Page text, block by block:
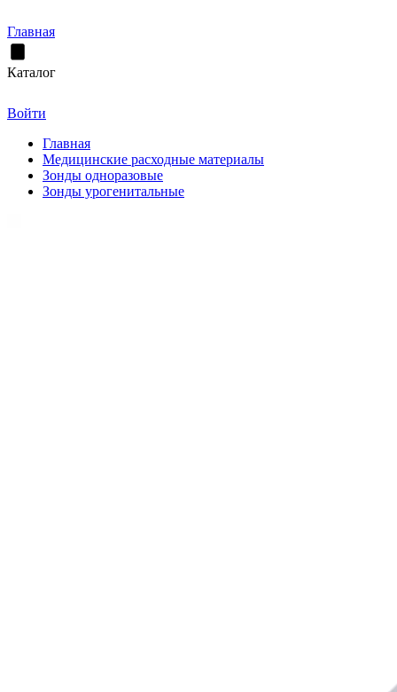
Главная
Каталог
Войти
Главная
Медицинские расходные материалы
Зонды одноразовые
Зонды урогенитальные